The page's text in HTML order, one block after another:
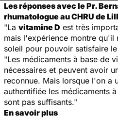
Les réponses avec le Pr.
rhumatologue au CHRU de
"La vitamine D est très
mais l'expérience montre qu'il
soleil pour pouvoir satisfaire
"Les médicaments à base de
nécessaires et peuvent avoir
reconnue. Mais lorsque l'on a
authentifiée les médicaments
sont pas suffisants."
En savoir plus